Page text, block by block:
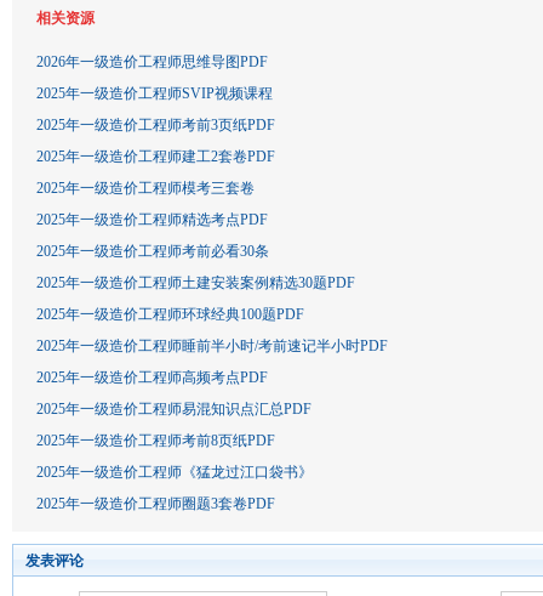
相关资源
2026年一级造价工程师思维导图PDF
2025年一级造价工程师SVIP视频课程
2025年一级造价工程师考前3页纸PDF
2025年一级造价工程师建工2套卷PDF
2025年一级造价工程师模考三套卷
2025年一级造价工程师精选考点PDF
2025年一级造价工程师考前必看30条
2025年一级造价工程师土建安装案例精选30题PDF
2025年一级造价工程师环球经典100题PDF
2025年一级造价工程师睡前半小时/考前速记半小时PDF
2025年一级造价工程师高频考点PDF
2025年一级造价工程师易混知识点汇总PDF
2025年一级造价工程师考前8页纸PDF
2025年一级造价工程师《猛龙过江口袋书》
2025年一级造价工程师圈题3套卷PDF
发表评论